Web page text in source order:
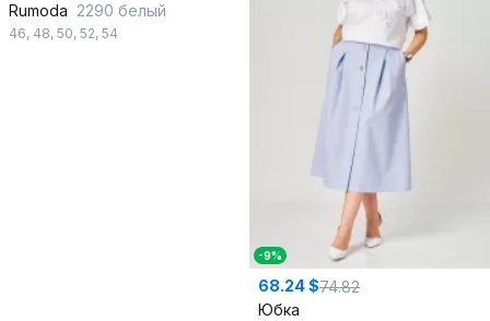
Rumoda 2290 белый
46, 48, 50, 52, 54
-9%
68.24 $74.82
Юбка